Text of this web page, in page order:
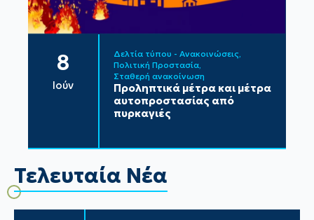
8
Ιούν
Δελτία τύπου - Ανακοινώσεις
Πολιτική Προστασία
Σταθερή ανακοίνωση
Προληπτικά μέτρα και μέτρα
αυτοπροστασίας από
πυρκαγιές
Τελευταία Νέα